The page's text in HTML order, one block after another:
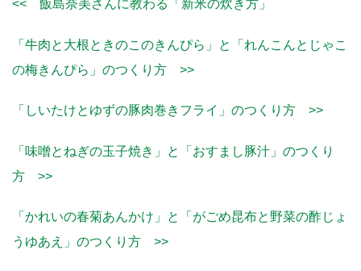
<< 飯島奈美さんに教わる「新米の炊き方」
「牛肉と大根ときのこのきんぴら」と「れんこんとじゃこ
の梅きんぴら」のつくり方 >>
「しいたけとゆずの豚肉巻きフライ」のつくり方 >>
「味噌とねぎの玉子焼き」と「おすまし豚汁」のつくり
方 >>
「かれいの春菊あんかけ」と「がごめ昆布と野菜の酢じょ
うゆあえ」のつくり方 >>